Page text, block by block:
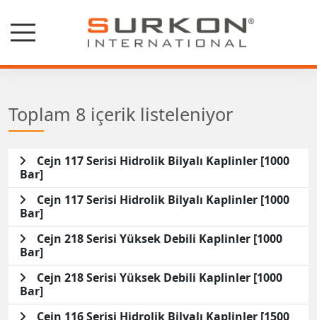
Toplam 8 içerik listeleniyor
Cejn 117 Serisi Hidrolik Bilyalı Kaplinler [1000
Bar]
Cejn 117 Serisi Hidrolik Bilyalı Kaplinler [1000
Bar]
Cejn 218 Serisi Yüksek Debili Kaplinler [1000
Bar]
Cejn 218 Serisi Yüksek Debili Kaplinler [1000
Bar]
Cejn 116 Serisi Hidrolik Bilyalı Kaplinler [1500